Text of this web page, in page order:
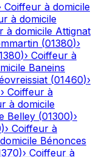
Coiffeur à domicile
à domicile
à domicile Attignat
(01380)›
)› Coiffeur à
Baneins
(01460)›
› Coiffeur à
à domicile
Belley (01300)›
)› Coiffeur à
Bénonces
)› Coiffeur à